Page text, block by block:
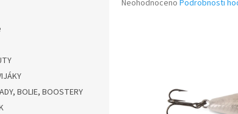
BOLIE, BOOSTERY
Průměrné
Neohodnoceno Podrobnosti